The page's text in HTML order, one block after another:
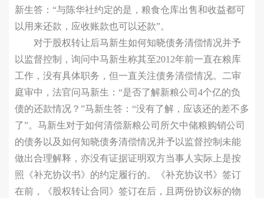
新生答：“与陈华社约定的是，粮食仓库出售和收益都可
以用来还款，应收账款也可以还款”。
对于股权转让后马新生如何知晓债务清偿情况并予
以监督控制，询问中马新生称其至2012年前一直在粮库
工作，没有具体职务，但一直关注债务清偿情况。二审
庭审中，法官问马新生：“是否了解新粮公司4个亿的负
债的还款情况？”马新生答：“没有了解，应该还的差不多
了”。马新生对于如何清偿新粮公司所欠中储粮购销公司
的债务以及如何知晓债务清偿情况并予以监督控制未能
做出合理解释，亦没有证据证明双方当事人实际上是按
照《补充协议书》的约定履行的。《补充协议书》签订
在前，《股权转让合同》签订在后，且两份协议标的物